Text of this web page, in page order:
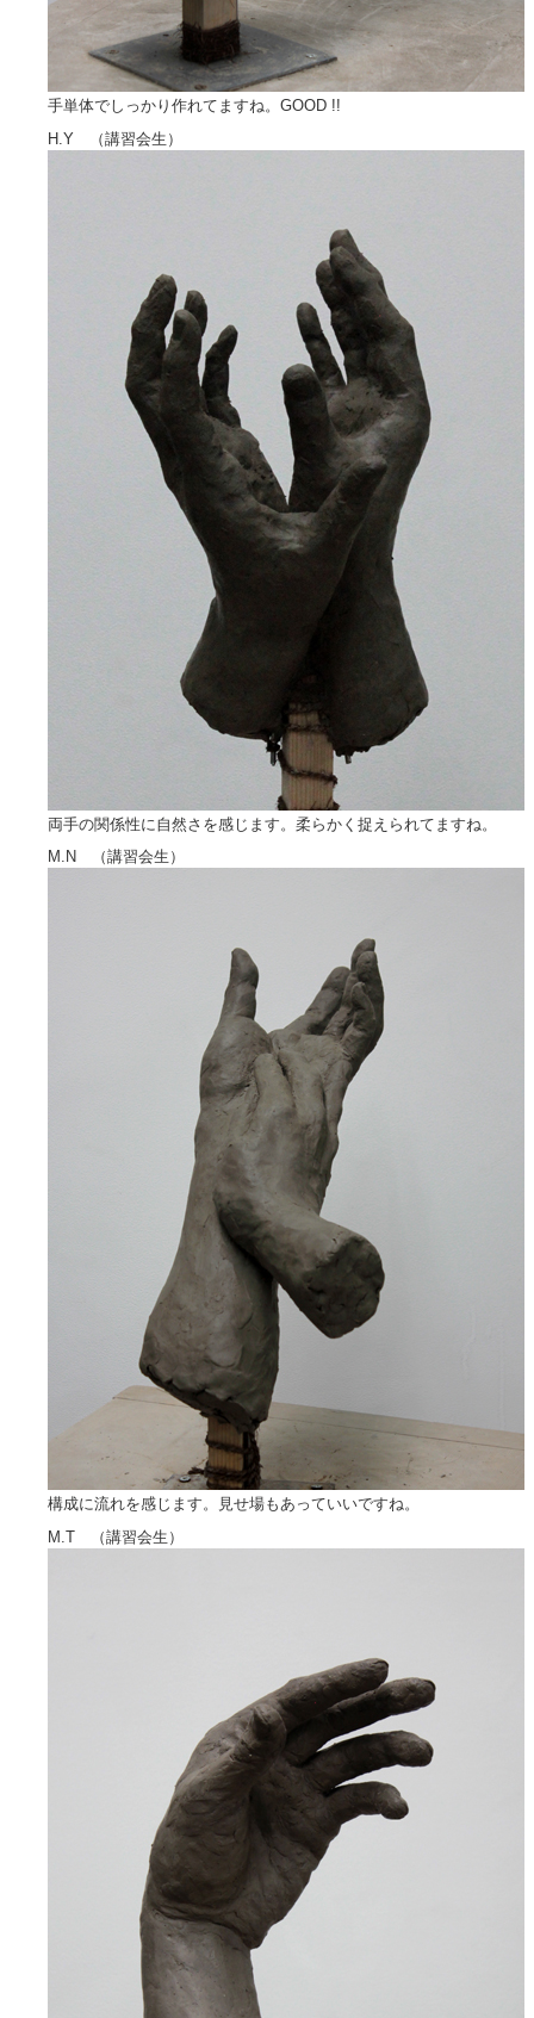
手単体でしっかり作れてますね。GOOD !!
H.Y （講習会生）
両手の関係性に自然さを感じます。柔らかく捉えられてますね。
M.N （講習会生）
構成に流れを感じます。見せ場もあっていいですね。
M.T （講習会生）